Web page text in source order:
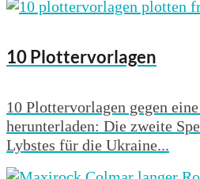
10 Plottervorlagen
10 Plottervorlagen gegen
herunterladen: Die zweite
Lybstes für die Ukraine...